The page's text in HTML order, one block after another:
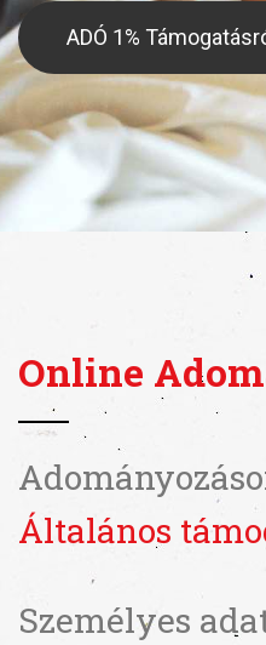
ADÓ 1%
Online
Általános
Személyes